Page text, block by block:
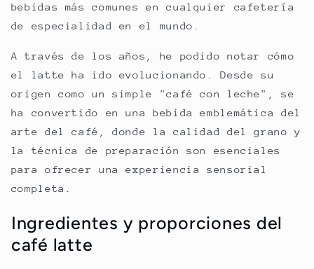
bebidas más comunes en cualquier cafetería
de especialidad en el mundo.
A través de los años, he podido notar cómo
el latte ha ido evolucionando. Desde su
origen como un simple "café con leche", se
ha convertido en una bebida emblemática del
arte del café, donde la calidad del grano y
la técnica de preparación son esenciales
para ofrecer una experiencia sensorial
completa.
Ingredientes y proporciones del
café latte